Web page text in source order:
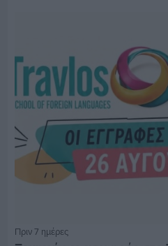
Πριν 7 ημέρες